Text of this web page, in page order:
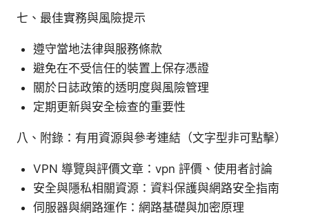
七、最佳實務與風險提示
遵守當地法律與服務條款
避免在不受信任的裝置上保存憑證
關於日誌政策的透明度與風險管理
定期更新與安全檢查的重要性
八、附錄：有用資源與參考連結（文字型非可點擊）
VPN 導覽與評價文章：vpn 評價、使用者討論
安全與隱私相關資源：資料保護與網路安全指南
伺服器與網路運作：網路基礎與加密原理